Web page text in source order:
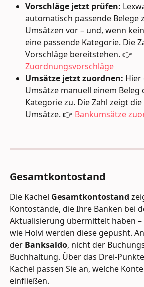
Vorschläge jetzt prüfen:
automatisch passende Belege
Umsätzen vor – und, wenn
eine passende Kategorie. Die
Vorschläge bereitstehen. 👉
Zuordnungsvorschläge
Umsätze jetzt zuordnen: Hier
Umsätze manuell einem Beleg
Kategorie zu. Die Zahl zeigt
Umsätze. 👉 Bankumsätze
Gesamtkontostand
Die Kachel Gesamtkontostand
Kontostände, die Ihre Banken bei
Aktualisierung übermittelt haben –
wie Holvi werden diese gepusht.
der Banksaldo, nicht der
Buchhaltung. Über das Drei-
Kachel passen Sie an, welche
einfließen.